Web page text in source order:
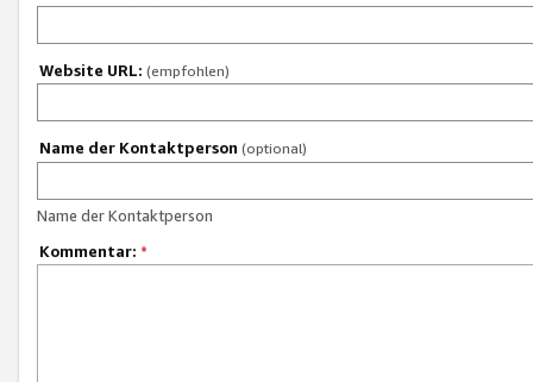
Website URL: (empfohlen)
Name der Kontaktperson (optional)
Name der Kontaktperson
Kommentar: *